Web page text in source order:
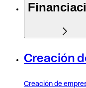
Creación
Creación de